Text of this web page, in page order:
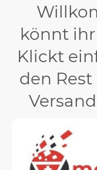
könnt
Klickt
den